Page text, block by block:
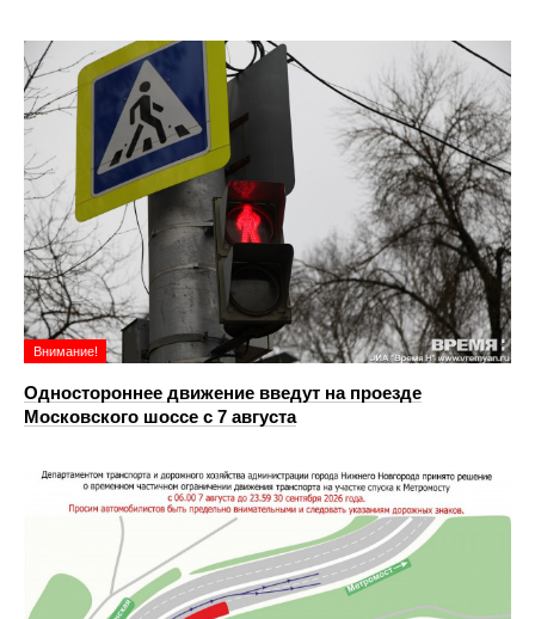
Внимание!
Одностороннее движение введут на проезде
Московского шоссе с 7 августа